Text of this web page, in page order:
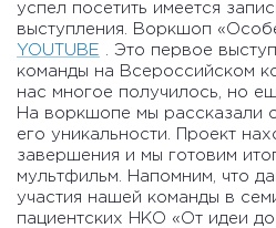
успел посетить имеется
выступления. Воркшоп
YOUTUBE
. Это первое
команды на Всероссийском
нас многое получилось, но
На воркшопе мы рассказали
его уникальности. Проект
завершения и мы готовим
мультфильм. Напомним, что
участия нашей команды в
пациентских НКО «От идеи до